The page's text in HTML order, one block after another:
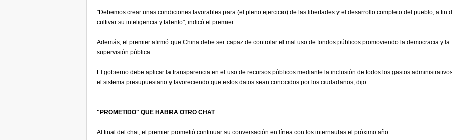
"Debemos crear unas condiciones favorables para (el pleno ejercicio) de las libertades y el desarrollo completo del pueblo, a fin
cultivar su inteligencia y talento", indicó el premier.
Además, el premier afirmó que China debe ser capaz de controlar el mal uso de fondos públicos promoviendo la democracia y la
supervisión pública.
El gobierno debe aplicar la transparencia en el uso de recursos públicos mediante la inclusión de todos los gastos
el sistema presupuestario y favoreciendo que estos datos sean conocidos por los ciudadanos, dijo.
"PROMETIDO" QUE HABRA OTRO CHAT
Al final del chat, el premier prometió continuar su conversación en línea con los internautas el próximo año.